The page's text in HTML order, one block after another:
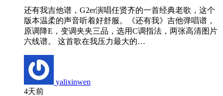
还有我吉他谱，G2er演唱任贤齐的一首经典老歌，这个
版本温柔的声音听着好舒服。《还有我》吉他弹唱谱，
原调降E，变调夹夹三品，选用C调指法，两张高清图片
六线谱。 这首歌在我压力最大的…
yalixinwen
4天前